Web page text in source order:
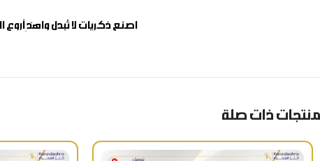
اصنع ذكريات لا تُبدل واهْدِ
منتجات ذات صلة